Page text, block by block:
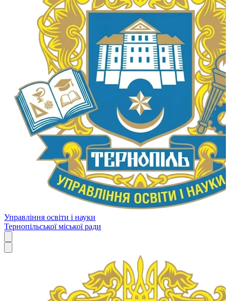
Управління освіти і науки
Тернопільської міської ради